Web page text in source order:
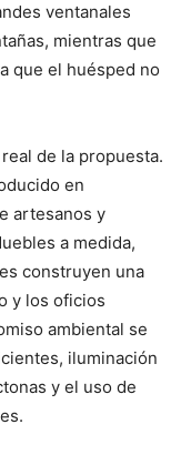
ventanales
mientras que
que el huésped no
de la propuesta.
en
artesanos y
a medida,
construyen una
y los oficios
ambiental se
iluminación
y el uso de